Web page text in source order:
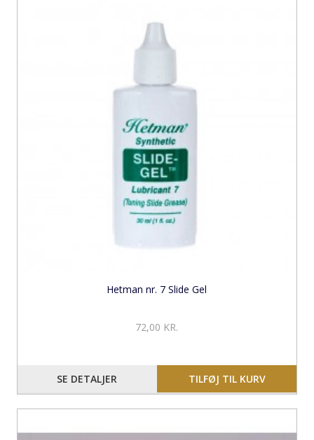
Hetman nr. 7 Slide Gel
72,00 KR.
SE DETALJER TILFØJ TIL KURV